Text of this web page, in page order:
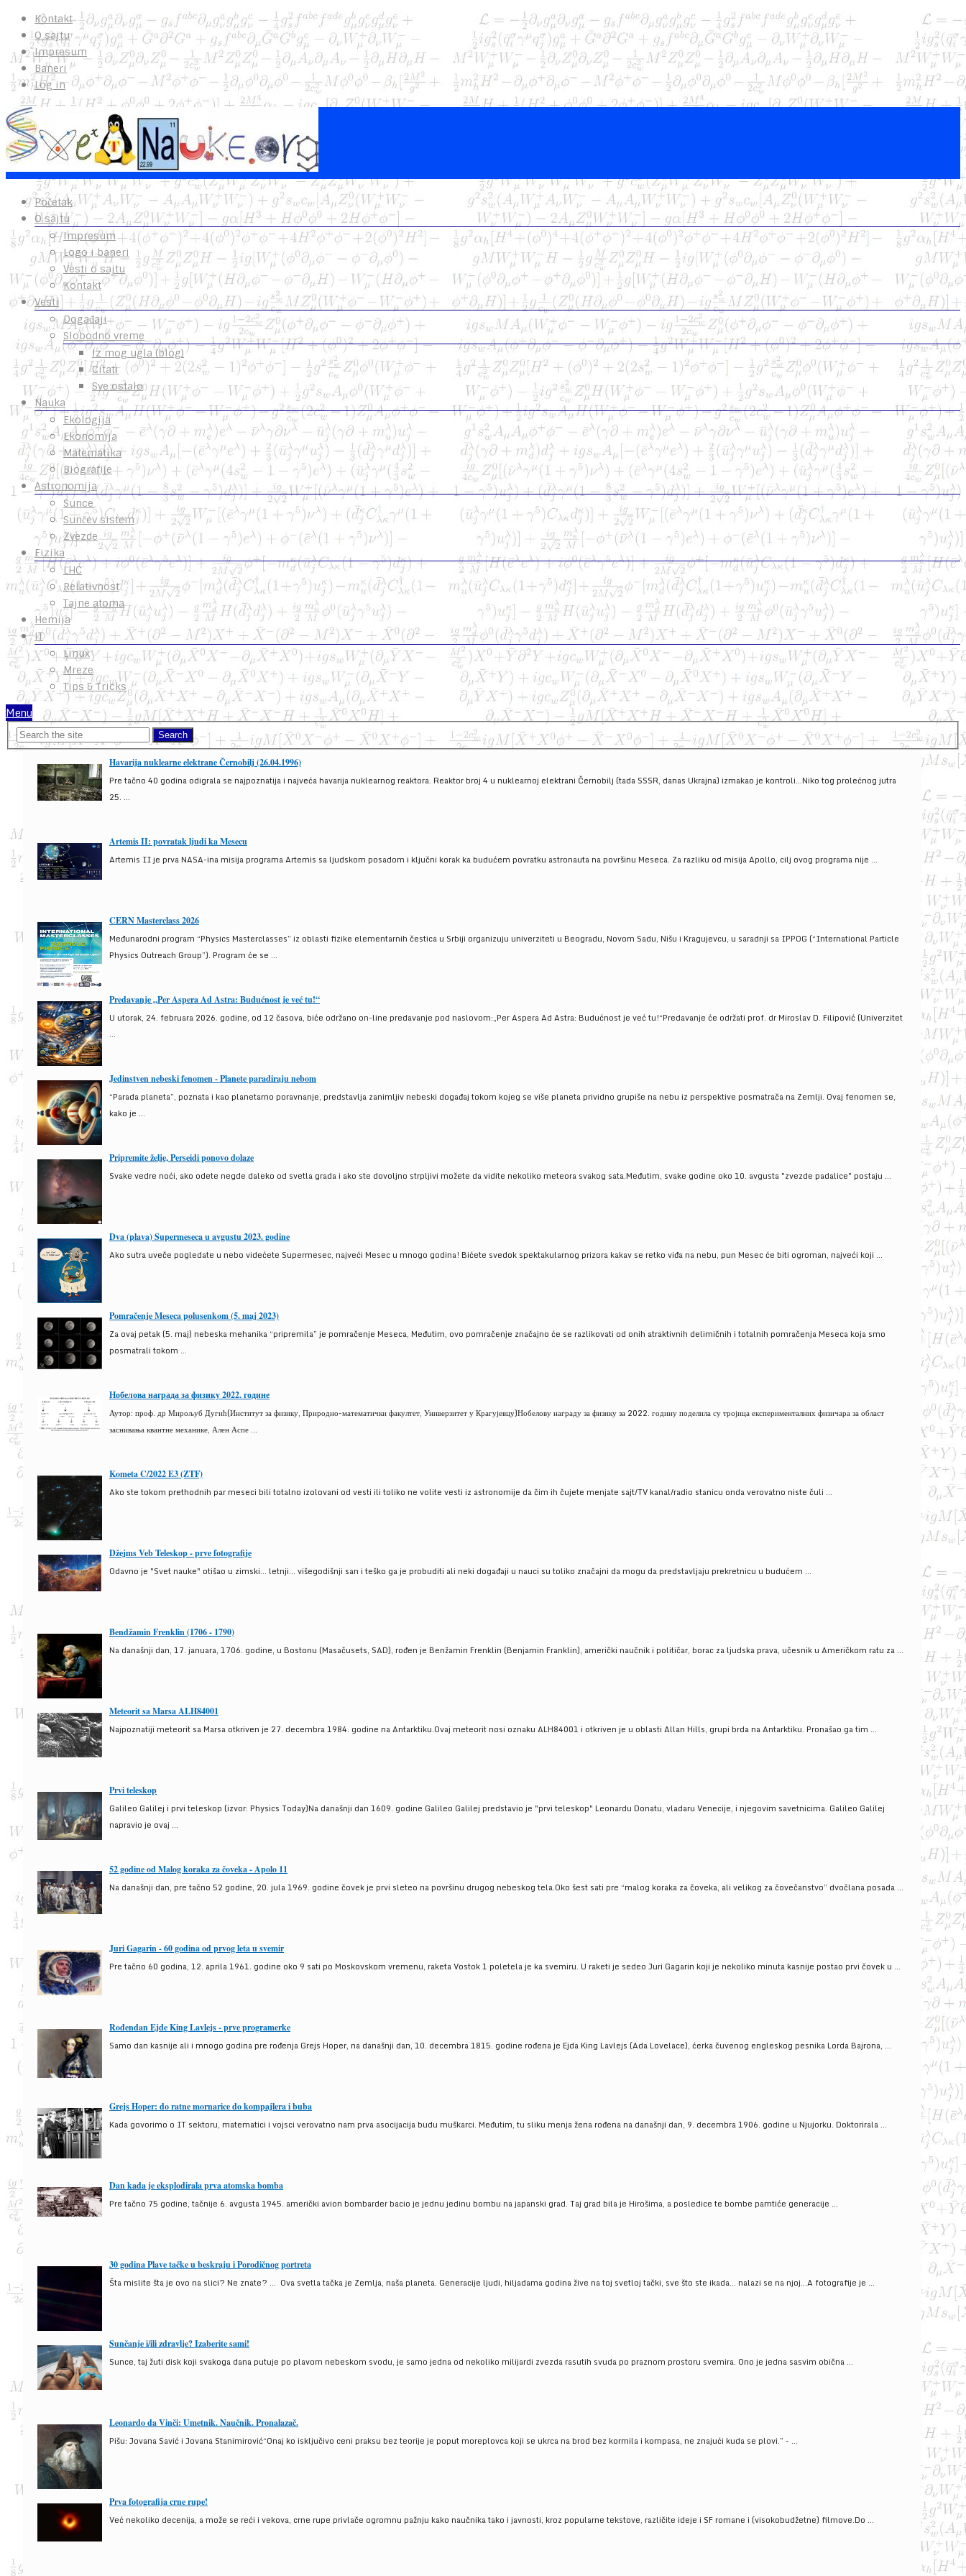
Kontakt
O sajtu
Impresum
Baneri
Log in
Početak
O sajtu
Impresum
Logo i baneri
Vesti o sajtu
Kontakt
Vesti
Događaji
Slobodno vreme
Iz mog ugla (blog)
Citati
Sve ostalo
Nauka
Ekologija
Ekonomija
Matematika
Biografije
Astronomija
Sunce
Sunčev sistem
Zvezde
Fizika
LHC
Relativnost
Tajne atoma
Hemija
IT
Linux
Mreze
Tips & Tricks
Menu
Havarija nuklearne elektrane Černobilj (26.04.1996)
Pre tačno 40 godina odigrala se najpoznatija i najveća havarija nuklearnog reaktora. Reaktor broj 4 u nuklearnoj elektrani Černobilj (tada SSSR, danas Ukrajna) izmakao je kontroli...Niko tog prolećnog jutra
25. ...
Artemis II: povratak ljudi ka Mesecu
Artemis II je prva NASA-ina misija programa Artemis sa ljudskom posadom i ključni korak ka budućem povratku astronauta na površinu Meseca. Za razliku od misija Apollo, cilj ovog programa nije ...
CERN Masterclass 2026
Međunarodni program “Physics Masterclasses” iz oblasti fizike elementarnih čestica u Srbiji organizuju univerziteti u Beogradu, Novom Sadu, Nišu i Kragujevcu, u saradnji sa IPPOG (“International Particle
Physics Outreach Group”). Program će se ...
Predavanje „Per Aspera Ad Astra: Budućnost je već tu!“
U utorak, 24. februara 2026. godine, od 12 časova, biće održano on-line predavanje pod naslovom:„Per Aspera Ad Astra: Budućnost je već tu!“Predavanje će održati prof. dr Miroslav D. Filipović (Univerzitet
...
Jedinstven nebeski fenomen - Planete paradiraju nebom
“Parada planeta”, poznata i kao planetarno poravnanje, predstavlja zanimljiv nebeski događaj tokom kojeg se više planeta prividno grupiše na nebu iz perspektive posmatrača na Zemlji. Ovaj fenomen se,
kako je ...
Pripremite želje, Perseidi ponovo dolaze
Svake vedre noći, ako odete negde daleko od svetla grada i ako ste dovoljno strpljivi možete da vidite nekoliko meteora svakog sata.Međutim, svake godine oko 10. avgusta "zvezde padalice" postaju ...
Dva (plava) Supermeseca u avgustu 2023. godine
Ako sutra uveče pogledate u nebo videćete Supermesec, najveći Mesec u mnogo godina! Bićete svedok spektakularnog prizora kakav se retko viđa na nebu, pun Mesec će biti ogroman, najveći koji ...
Pomračenje Meseca polusenkom (5. maj 2023)
Za ovaj petak (5. maj) nebeska mehanika “pripremila” je pomračenje Meseca, Međutim, ovo pomračenje značajno će se razlikovati od onih atraktivnih delimičnih i totalnih pomračenja Meseca koja smo
posmatrali tokom ...
Нобелова награда за физику 2022. године
Аутор: проф. др Мирољуб Дугић(Институт за физику, Природно-математички факултет, Универзитет у Крагујевцу)Нобелову награду за физику за 2022. годину поделила су тројица експерименталних физичара за област
заснивања квантне механике, Ален Аспе ...
Kometa C/2022 E3 (ZTF)
Ako ste tokom prethodnih par meseci bili totalno izolovani od vesti ili toliko ne volite vesti iz astronomije da čim ih čujete menjate sajt/TV kanal/radio stanicu onda verovatno niste čuli ...
Džejms Veb Teleskop - prve fotografije
Odavno je "Svet nauke" otišao u zimski... letnji... višegodišnji san i teško ga je probuditi ali neki događaji u nauci su toliko značajni da mogu da predstavljaju prekretnicu u budućem ...
Bendžamin Frenklin (1706 - 1790)
Na današnji dan, 17. januara, 1706. godine, u Bostonu (Masačusets, SAD), rođen je Benžamin Frenklin (Benjamin Franklin), američki naučnik i političar, borac za ljudska prava, učesnik u Američkom ratu za ...
Meteorit sa Marsa ALH84001
Najpoznatiji meteorit sa Marsa otkriven je 27. decembra 1984. godine na Antarktiku.Ovaj meteorit nosi oznaku ALH84001 i otkriven je u oblasti Allan Hills, grupi brda na Antarktiku. Pronašao ga tim ...
Prvi teleskop
Galileo Galilej i prvi teleskop (izvor: Physics Today)Na današnji dan 1609. godine Galileo Galilej predstavio je "prvi teleskop" Leonardu Donatu, vladaru Venecije, i njegovim savetnicima. Galileo Galilej
napravio je ovaj ...
52 godine od Malog koraka za čoveka - Apolo 11
Na današnji dan, pre tačno 52 godine, 20. jula 1969. godine čovek je prvi sleteo na površinu drugog nebeskog tela.Oko šest sati pre “malog koraka za čoveka, ali velikog za čovečanstvo” dvočlana posada ...
Juri Gagarin - 60 godina od prvog leta u svemir
Pre tačno 60 godina, 12. aprila 1961. godine oko 9 sati po Moskovskom vremenu, raketa Vostok 1 poletela je ka svemiru. U raketi je sedeo Juri Gagarin koji je nekoliko minuta kasnije postao prvi čovek u ...
Rođendan Ejde King Lavlejs - prve programerke
Samo dan kasnije ali i mnogo godina pre rođenja Grejs Hoper, na današnji dan, 10. decembra 1815. godine rođena je Ejda King Lavlejs (Ada Lovelace), ćerka čuvenog engleskog pesnika Lorda Bajrona, ...
Grejs Hoper: do ratne mornarice do kompajlera i buba
Kada govorimo o IT sektoru, matematici i vojsci verovatno nam prva asocijacija budu muškarci. Međutim, tu sliku menja žena rođena na današnji dan, 9. decembra 1906. godine u Njujorku. Doktorirala ...
Dan kada je eksplodirala prva atomska bomba
Pre tačno 75 godine, tačnije 6. avgusta 1945. američki avion bombarder bacio je jednu jedinu bombu na japanski grad. Taj grad bila je Hirošima, a posledice te bombe pamtiće generacije ...
30 godina Plave tačke u beskraju i Porodičnog portreta
Šta mislite šta je ovo na slici? Ne znate? … Ova svetla tačka je Zemlja, naša planeta. Generacije ljudi, hiljadama godina žive na toj svetloj tački, sve što ste ikada… nalazi se na njoj…A fotografije je ...
Sunčanje i/ili zdravlje? Izaberite sami!
Sunce, taj žuti disk koji svakoga dana putuje po plavom nebeskom svodu, je samo jedna od nekoliko milijardi zvezda rasutih svuda po praznom prostoru svemira. Ono je jedna sasvim obična ...
Leonardo da Vinči: Umetnik. Naučnik. Pronalazač.
Pišu: Jovana Savić i Jovana Stanimirović“Onaj ko isključivo ceni praksu bez teorije je poput moreplovca koji se ukrca na brod bez kormila i kompasa, ne znajući kuda se plovi.” - ...
Prva fotografija crne rupe!
Već nekoliko decenija, a može se reći i vekova, crne rupe privlače ogromnu pažnju kako naučnika tako i javnosti, kroz popularne tekstove, različite ideje i SF romane i (visokobudžetne) filmove.Do ...